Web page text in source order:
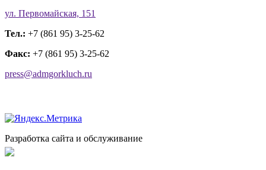
ул. Первомайская, 151
Тел.: +7 (861 95) 3-25-62
Факс: +7 (861 95) 3-25-62
press@admgorkluch.ru
Разработка сайта и обслуживание